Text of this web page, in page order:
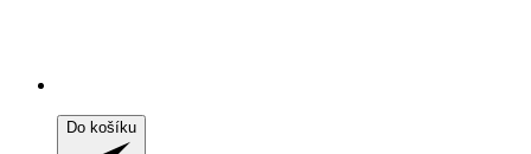
Do košíku